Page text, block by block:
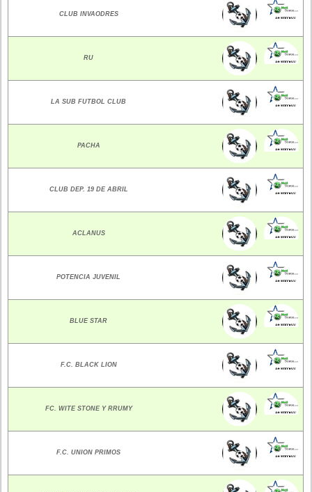
CLUB INVAODRES
RU
LA SUB FUTBOL CLUB
PACHA
CLUB DEP. 19 DE ABRIL
ACLANUS
POTENCIA JUVENIL
BLUE STAR
F.C. BLACK LION
FC. WITE STONE Y RRUMY
F.C. UNION PRIMOS